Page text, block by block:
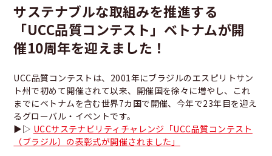
サステナブルな取組みを推進する
「UCC品質コンテスト」ベトナムが開
催10周年を迎えました！
UCC品質コンテストは、2001年にブラジルのエスピリトサン
ト州で初めて開催されて以来、開催国を徐々に増やし、これ
までにベトナムを含む世界7カ国で開催、今年で23年目を迎え
るグローバル・イベントです。
▶▷ UCCサステナビリティチャレンジ「UCC品質コンテスト
（ブラジル）の表彰式が開催されました」